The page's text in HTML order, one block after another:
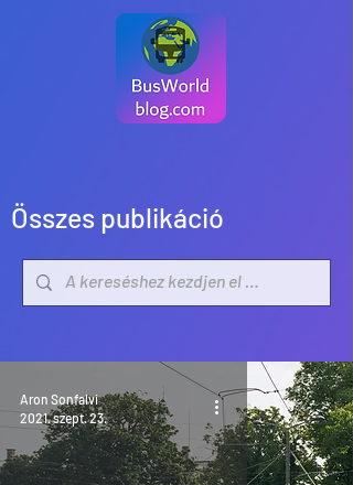
Összes publikáció
Aron Sonfalvi
2021. szept. 23.